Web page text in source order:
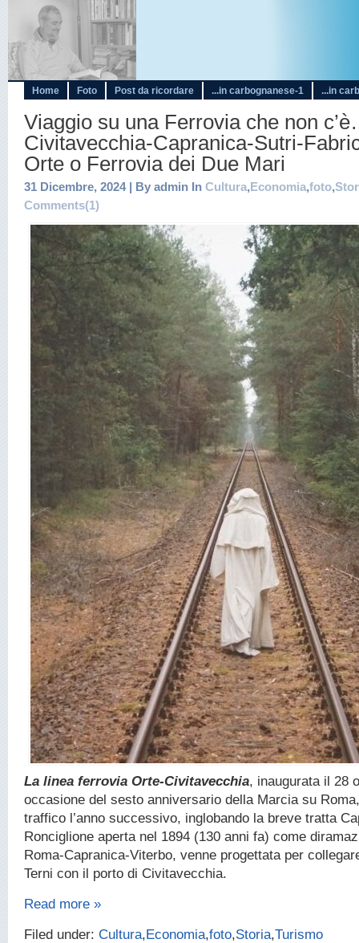
Home Foto Post da ricordare ...in carbognanese-1 ...in
Viaggio su una Ferrovia che non
Civitavecchia-Capranica-Sutri-
Orte o Ferrovia dei Due Mari
31 Dicembre, 2024 | By admin In Cultura,Economia,foto,
Comments(1)
La linea ferrovia Orte-Civitavecchia, inaugurata il 28
occasione del sesto anniversario della Marcia su
traffico l’anno successivo, inglobando la breve tratta
Ronciglione aperta nel 1894 (130 anni fa) come
Roma-Capranica-Viterbo, venne progettata per
Terni con il porto di Civitavecchia.
Read more »
Filed under: Cultura,Economia,foto,Storia,Turismo